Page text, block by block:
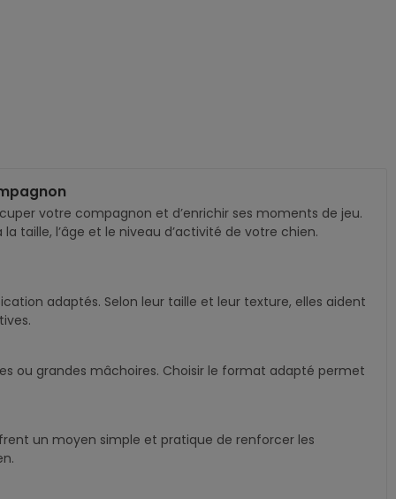
votre compagnon et d’enrichir ses moments de jeu.
taille, l’âge et le niveau d’activité de votre chien.
adaptés. Selon leur taille et leur texture, elles aident
ou grandes mâchoires. Choisir le format adapté permet
un moyen simple et pratique de renforcer les